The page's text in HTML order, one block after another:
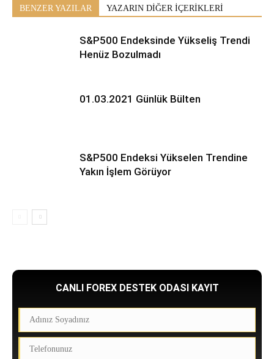
BENZER YAZILAR YAZARIN DİĞER İÇERİKLERİ
S&P500 Endeksinde Yükseliş Trendi
Henüz Bozulmadı
01.03.2021 Günlük Bülten
S&P500 Endeksi Yükselen Trendine
Yakın İşlem Görüyor
CANLI FOREX DESTEK ODASI KAYIT